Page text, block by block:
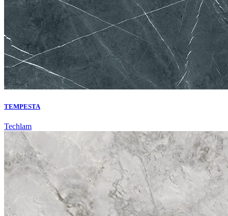
TEMPESTA
Techlam